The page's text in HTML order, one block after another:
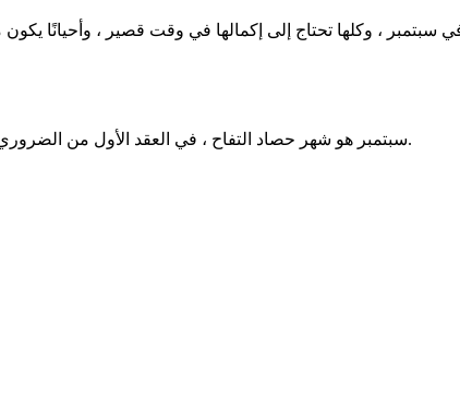
سبتمبر ، وكلها تحتاج إلى إكمالها في وقت قصير ، وأحيانًا
سبتمبر هو شهر حصاد التفاح ، في العقد الأول من الضروري حصاد أصناف أواخر الصيف ، في الثاني - الخريف ، الثالث - لتخصيص حصاد أصناف الشتاء.